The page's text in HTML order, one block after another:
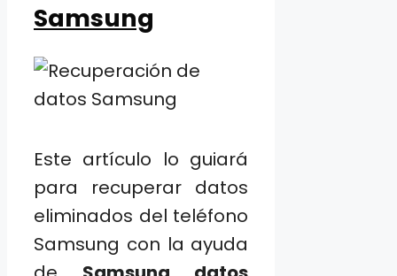
Samsung
Este artículo lo guiará
para recuperar datos
eliminados del teléfono
Samsung con la ayuda